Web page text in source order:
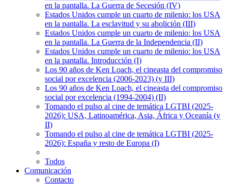
en la pantalla. La Guerra de Secesión (IV)
Estados Unidos cumple un cuarto de milenio: los USA
en la pantalla. La esclavitud y su abolición (III)
Estados Unidos cumple un cuarto de milenio: los USA
en la pantalla. La Guerra de la Independencia (II)
Estados Unidos cumple un cuarto de milenio: los USA
en la pantalla. Introducción (I)
Los 90 años de Ken Loach, el cineasta del compromiso
social por excelencia (2006-2023) (y III)
Los 90 años de Ken Loach, el cineasta del compromiso
social por excelencia (1994-2004) (II)
Tomando el pulso al cine de temática LGTBI (2025-
2026): USA, Latinoamérica, Asia, África y Oceanía (y
II)
Tomando el pulso al cine de temática LGTBI (2025-
2026): España y resto de Europa (I)
Todos
Comunicación
Contacto